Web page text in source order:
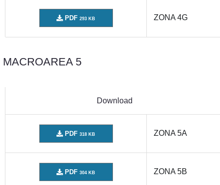
PDF 293 KB ZONA 4G
MACROAREA 5
Download
PDF 318 KB ZONA 5A
PDF 304 KB ZONA 5B